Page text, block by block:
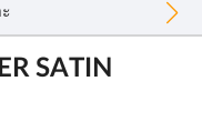
SATIN